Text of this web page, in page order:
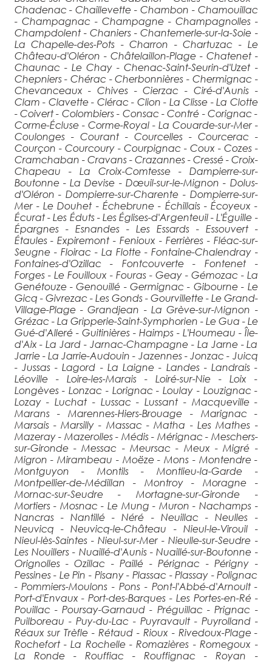
Chadenac - Chaillevette - Chambon - Chamouillac
- Champagnac - Champagne - Champagnolles -
Champdolent - Chaniers - Chantemerle-sur-la-Soie -
La Chapelle-des-Pots - Charron - Chartuzac - Le
Château-d'Oléron - Châtelaillon-Plage - Chatenet -
Chaunac - Le Chay - Chenac-Saint-Seurin-d'Uzet -
Chepniers - Chérac - Cherbonnières - Chermignac -
Chevanceaux - Chives - Cierzac - Ciré-d'Aunis -
Clam - Clavette - Clérac - Clion - La Clisse - La Clotte
- Coivert - Colombiers - Consac - Contré - Corignac -
Corme-Écluse - Corme-Royal - La Couarde-sur-Mer -
Coulonges - Courant - Courcelles - Courcerac -
Courçon - Courcoury - Courpignac - Coux - Cozes -
Cramchaban - Cravans - Crazannes - Cressé - Croix-
Chapeau - La Croix-Comtesse - Dampierre-sur-
Boutonne - La Devise - Dœuil-sur-le-Mignon - Dolus-
d'Oléron - Dompierre-sur-Charente - Dompierre-sur-
Mer - Le Douhet - Échebrune - Échillais - Écoyeux -
Écurat - Les Éduts - Les Églises-d'Argenteuil - L'Éguille -
Épargnes - Esnandes - Les Essards - Essouvert -
Étaules - Expiremont - Fenioux - Ferrières - Fléac-sur-
Seugne - Floirac - La Flotte - Fontaine-Chalendray -
Fontaines-d'Ozillac - Fontcouverte - Fontenet -
Forges - Le Fouilloux - Fouras - Geay - Gémozac - La
Genétouze - Genouillé - Germignac - Gibourne - Le
Gicq - Givrezac - Les Gonds - Gourvillette - Le Grand-
Village-Plage - Grandjean - La Grève-sur-Mignon -
Grézac - La Gripperie-Saint-Symphorien - Le Gua - Le
Gué-d'Alleré - Guitinières - Haimps - L'Houmeau - Île-
d'Aix - La Jard - Jarnac-Champagne - La Jarne - La
Jarrie - La Jarrie-Audouin - Jazennes - Jonzac - Juicq
- Jussas - Lagord - La Laigne - Landes - Landrais -
Léoville - Loire-les-Marais - Loiré-sur-Nie - Loix -
Longèves - Lonzac - Lorignac - Loulay - Louzignac -
Lozay - Luchat - Lussac - Lussant - Macqueville -
Marans - Marennes-Hiers-Brouage - Marignac -
Marsais - Marsilly - Massac - Matha - Les Mathes -
Mazeray - Mazerolles - Médis - Mérignac - Meschers-
sur-Gironde - Messac - Meursac - Meux - Migré -
Migron - Mirambeau - Moëze - Mons - Montendre -
Montguyon - Montils - Montlieu-la-Garde -
Montpellier-de-Médillan - Montroy - Moragne -
Mornac-sur-Seudre - Mortagne-sur-Gironde -
Mortiers - Mosnac - Le Mung - Muron - Nachamps -
Nancras - Nantillé - Néré - Neuillac - Neulles -
Neuvicq - Neuvicq-le-Château - Nieul-le-Virouil -
Nieul-lès-Saintes - Nieul-sur-Mer - Nieulle-sur-Seudre -
Les Nouillers - Nuaillé-d'Aunis - Nuaillé-sur-Boutonne -
Orignolles - Ozillac - Paillé - Pérignac - Périgny -
Pessines - Le Pin - Pisany - Plassac - Plassay - Polignac
- Pommiers-Moulons - Pons - Pont-l'Abbé-d'Arnoult -
Port-d'Envaux - Port-des-Barques - Les Portes-en-Ré -
Pouillac - Poursay-Garnaud - Préguillac - Prignac -
Puilboreau - Puy-du-Lac - Puyravault - Puyrolland -
Réaux sur Trèfle - Rétaud - Rioux - Rivedoux-Plage -
Rochefort - La Rochelle - Romazières - Romegoux -
La Ronde - Rouffiac - Rouffignac - Royan -